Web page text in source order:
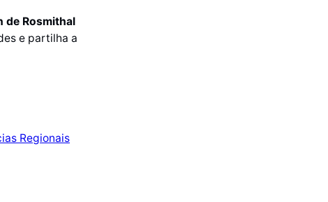
de Rosmithal
e partilha a
Regionais